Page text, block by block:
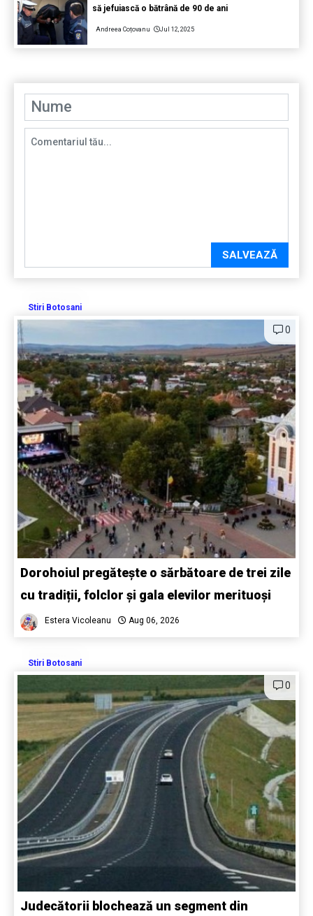
să jefuiască o bătrână de 90 de ani
Andreea Coțovanu Jul 12, 2025
SALVEAZĂ
Stiri Botosani
0
Dorohoiul pregătește o sărbătoare de trei zile
cu tradiții, folclor și gala elevilor merituoși
Estera Vicoleanu Aug 06, 2026
Stiri Botosani
0
Judecătorii blochează un segment din